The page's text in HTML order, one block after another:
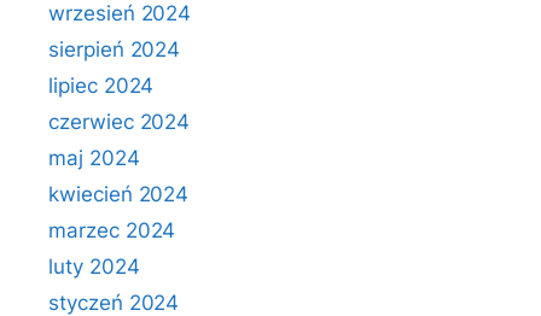
wrzesień 2024
sierpień 2024
lipiec 2024
czerwiec 2024
maj 2024
kwiecień 2024
marzec 2024
luty 2024
styczeń 2024